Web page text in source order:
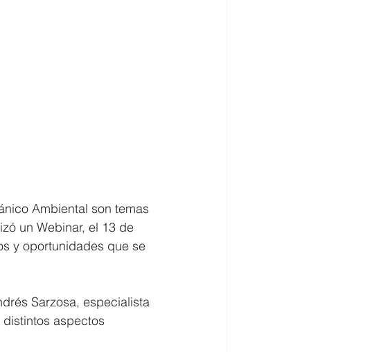
Ambiental son temas
un Webinar, el 13 de
y oportunidades que se
Sarzosa, especialista
aspectos